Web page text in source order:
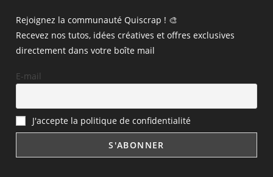
Rejoignez la communauté Quiscrap ! 🎨
Recevez nos tutos, idées créatives et offres exclusives
directement dans votre boîte mail
E-mail
J'accepte la politique de confidentialité